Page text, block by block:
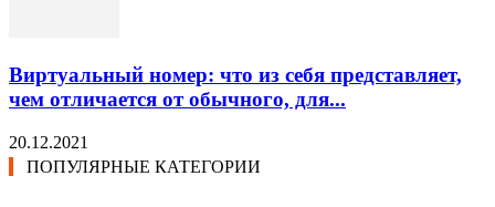
Виртуальный номер: что из себя представляет,
чем отличается от обычного, для...
20.12.2021
ПОПУЛЯРНЫЕ КАТЕГОРИИ